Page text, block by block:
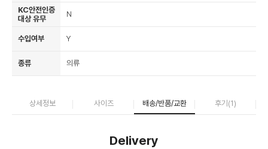
KC안전인증
대상 유무
N
수입여부 Y
종류 의류
상세정보 사이즈 배송/반품/교환 후기(1)
Delivery